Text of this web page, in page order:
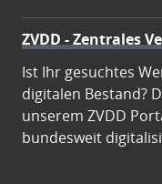
ZVDD - Zentrales
Ist Ihr gesuchtes
digitalen Bestand?
unserem ZVDD
bundesweit